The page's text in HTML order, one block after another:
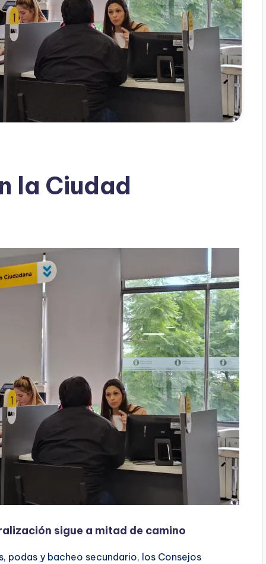
la Ciudad
sigue a mitad de camino
podas y bacheo secundario, los Consejos